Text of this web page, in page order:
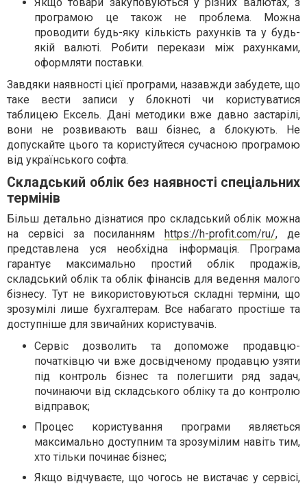
Якщо товари закуповуються у різних валютах, з
програмою це також не проблема. Можна
проводити будь-яку кількість рахунків та у будь-
якій валюті. Робити перекази між рахунками,
оформляти поставки.
Завдяки наявності цієї програми, назавжди забудете, що
таке вести записи у блокноті чи користуватися
таблицею Ексель. Дані методики вже давно застарілі,
вони не розвивають ваш бізнес, а блокують. Не
допускайте цього та користуйтеся сучасною програмою
від українського софта.
Складський облік без наявності спеціальних
термінів
Більш детально дізнатися про складський облік можна
на сервісі за посиланням https://h-profit.com/ru/, де
представлена уся необхідна інформація. Програма
гарантує максимально простий облік продажів,
складський облік та облік фінансів для ведення малого
бізнесу. Тут не використовуються складні терміни, що
зрозумілі лише бухгалтерам. Все набагато простіше та
доступніше для звичайних користувачів.
Сервіс дозволить та допоможе продавцю-
початківцю чи вже досвідченому продавцю узяти
під контроль бізнес та полегшити ряд задач,
починаючи від складського обліку та до контролю
відправок;
Процес користування програми являється
максимально доступним та зрозумілим навіть тим,
хто тільки починає бізнес;
Якщо відчуваєте, що чогось не вистачає у сервісі,